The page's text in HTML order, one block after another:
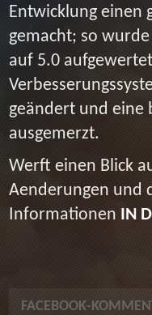
Entwicklung einen
gemacht; so
auf 5.0
geändert und eine
ausgemerzt.
Werft einen Blick
Aenderungen und
Informationen
IN
FACEBOOK-